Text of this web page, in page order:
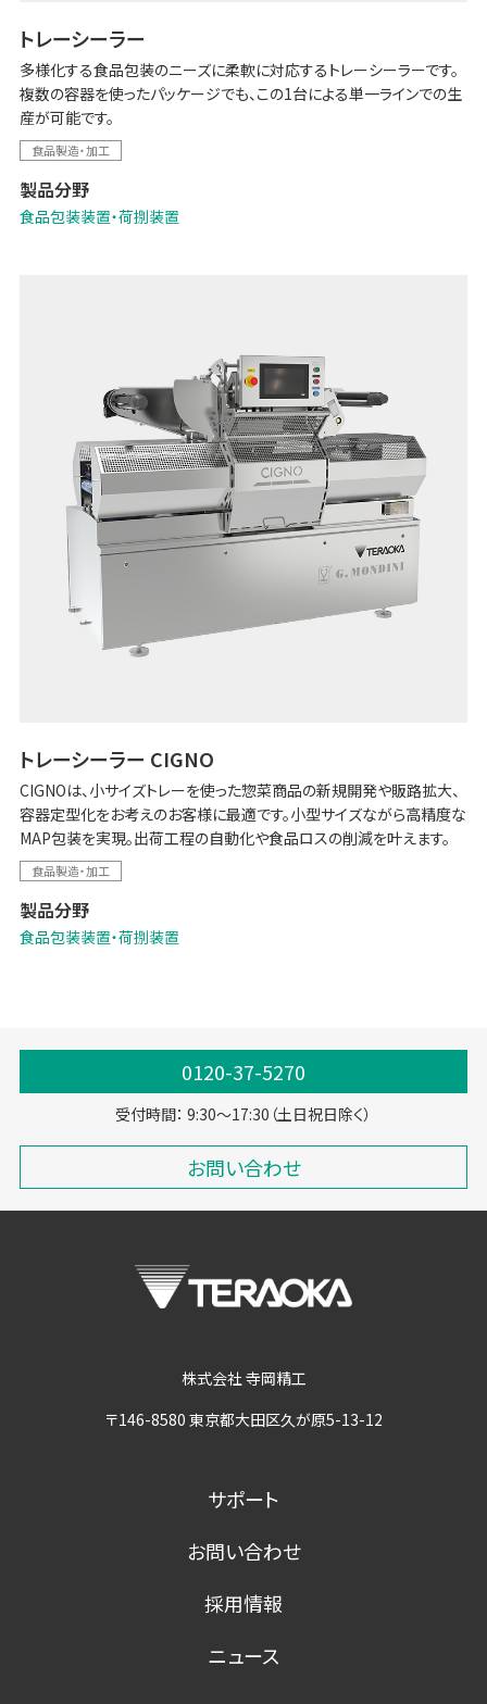
トレーシーラー
多様化する食品包装のニーズに柔軟に対応するトレーシーラーです。
複数の容器を使ったパッケージでも、この1台による単一ラインでの生
産が可能です。
食品製造・加工
製品分野
食品包装装置・荷捌装置
トレーシーラー CIGNO
CIGNOは、小サイズトレーを使った惣菜商品の新規開発や販路拡大、
容器定型化をお考えのお客様に最適です。小型サイズながら高精度な
MAP包装を実現。出荷工程の自動化や食品ロスの削減を叶えます。
食品製造・加工
製品分野
食品包装装置・荷捌装置
0120-37-5270
受付時間： 9:30～17:30（土日祝日除く）
お問い合わせ
株式会社 寺岡精工
〒146-8580 東京都大田区久が原5-13-12
サポート
お問い合わせ
採用情報
ニュース